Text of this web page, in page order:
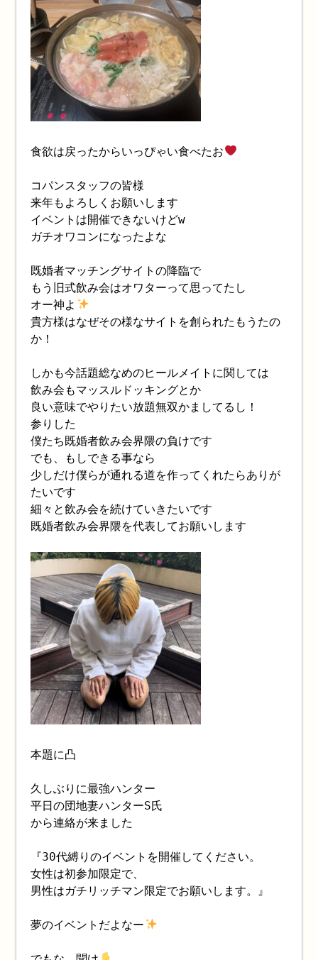
食欲は戻ったからいっぴゃい食べたお
コパンスタッフの皆様
来年もよろしくお願いします
イベントは開催できないけどw
ガチオワコンになったよな
既婚者マッチングサイトの降臨で
もう旧式飲み会はオワターって思ってたし
オー神よ
貴方様はなぜその様なサイトを創られたもうたの
か！
しかも今話題総なめのヒールメイトに関しては
飲み会もマッスルドッキングとか
良い意味でやりたい放題無双かましてるし！
参りした
僕たち既婚者飲み会界隈の負けです
でも、もしできる事なら
少しだけ僕らが通れる道を作ってくれたらありが
たいです
細々と飲み会を続けていきたいです
既婚者飲み会界隈を代表してお願いします
本題に凸
久しぶりに最強ハンター
平日の団地妻ハンターS氏
から連絡が来ました
『30代縛りのイベントを開催してください。
女性は初参加限定で、
男性はガチリッチマン限定でお願いします。』
夢のイベントだよなー